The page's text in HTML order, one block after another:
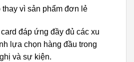
thay vì sản phẩm đơn lẻ
đáp ứng đầy đủ các xu
lựa chọn hàng đầu trong
và sự kiện.